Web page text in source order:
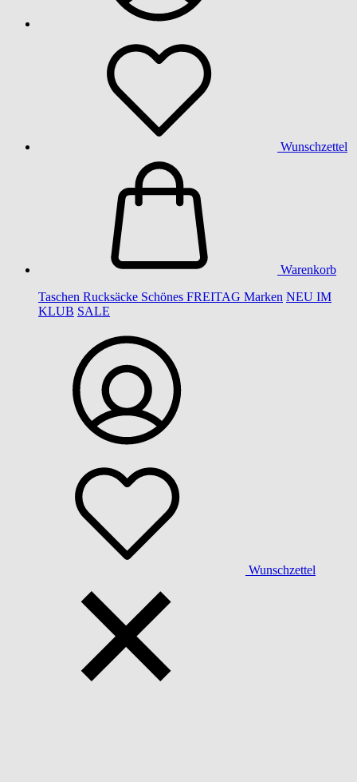
Wunschzettel
Warenkorb
Taschen Rucksäcke Schönes FREITAG Marken NEU IM
KLUB SALE
Wunschzettel